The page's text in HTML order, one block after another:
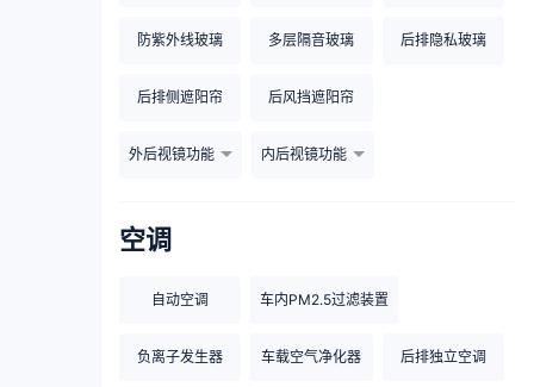
防紫外线玻璃 多层隔音玻璃 后排隐私玻璃
后排侧遮阳帘 后风挡遮阳帘
外后视镜功能 内后视镜功能
空调
自动空调 车内PM2.5过滤装置
负离子发生器 车载空气净化器 后排独立空调